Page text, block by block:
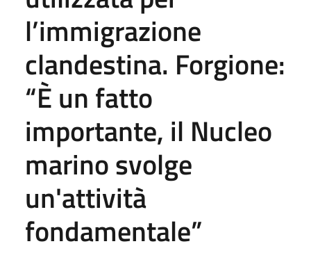
l’immigrazione
clandestina. Forgione:
“È un fatto
importante, il Nucleo
marino svolge
un'attività
fondamentale”